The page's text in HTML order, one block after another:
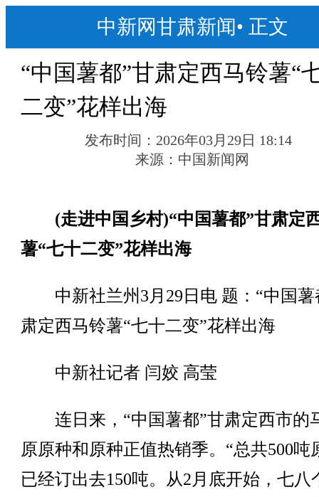
中新网甘肃新闻• 正文
“中国薯都”甘肃定西马铃薯“
二变”花样出海
发布时间： 2026年03月29日 18:14
来源： 中国新闻网
(走进中国乡村)“中国薯都”甘肃定
薯“七十二变”花样出海
中新社兰州3月29日电 题：“中国薯
肃定西马铃薯“七十二变”花样出海
中新社记者 闫姣 高莹
连日来，“中国薯都”甘肃定西市的
原原种和原种正值热销季。“总共500吨
已经订出去150吨。从2月底开始，七八